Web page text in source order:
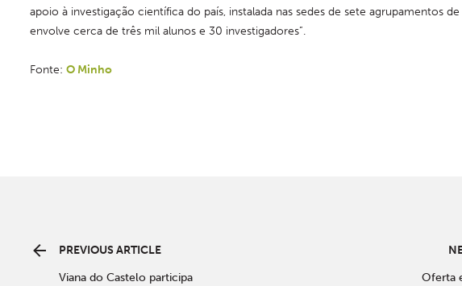
apoio à investigação científica do país, instalada nas sedes de sete agrupamentos
envolve cerca de três mil alunos e 30 investigadores”.
Fonte: O Minho
PREVIOUS ARTICLE
Viana do Castelo participa
Oferta